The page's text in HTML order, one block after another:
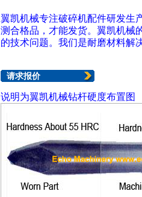
翼凯机械专注破碎机配件研发生
测合格品，才能发货。 翼凯机械
的技术问题。我们是耐磨材料解
请求报价
说明为翼凯机械钻杆硬度布置图